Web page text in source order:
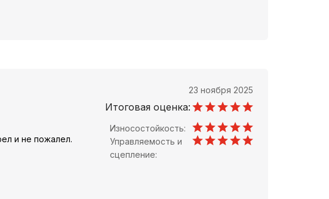
23 ноября 2025
Итоговая оценка:
и не пожалел.
Износостойкость:
Управляемость и
сцепление: